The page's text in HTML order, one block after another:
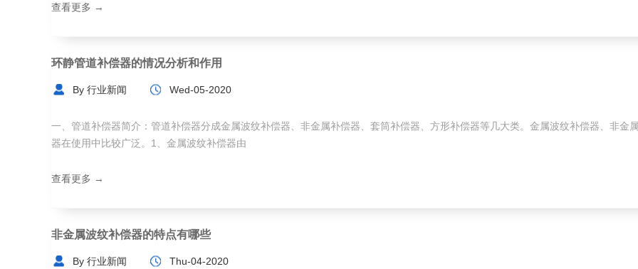
查看更多 →
环静管道补偿器的情况分析和作用
By 行业新闻 Wed-05-2020
一、管道补偿器简介：管道补偿器分成金属波纹补偿器、非金属补偿器、套筒补偿器、方形补偿器等几大类。金属波纹补偿器、非金
器在使用中比较广泛。1、金属波纹补偿器由
查看更多 →
非金属波纹补偿器的特点有哪些
By 行业新闻 Thu-04-2020